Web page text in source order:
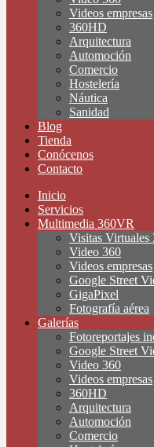
Videos empresas
360HD
Arquitectura
Automoción
Comercio
Hostelería
Náutica
Sanidad
Blog
Tienda
Conócenos
Contacto
Inicio
Servicios
Multimedia 360VR
Visitas Virtuales
Video 360
Videos empresas
Google Street
GigaPixel
Fotografía aérea
Galerías
Fotoreportajes
Google Street
Video 360
Videos empresas
360HD
Arquitectura
Automoción
Comercio